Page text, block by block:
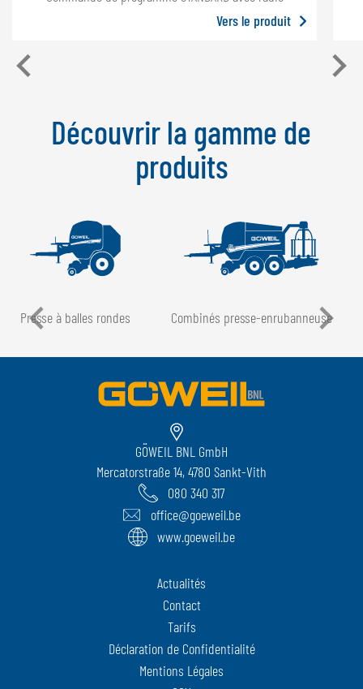
Vers le produit
Découvrir la gamme de
produits
Presse à balles rondes Combinés presse-enrubanneuse
GÖWEIL BNL GmbH
Mercatorstraße 14, 4780 Sankt-Vith
080 340 317
office@goeweil.be
www.goeweil.be
Actualités
Contact
Tarifs
Déclaration de Confidentialité
Mentions Légales